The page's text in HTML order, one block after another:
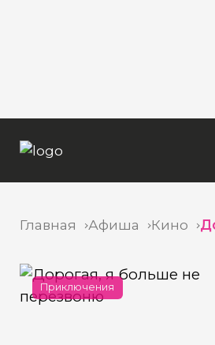
Главная Афиша Кино
Приключения